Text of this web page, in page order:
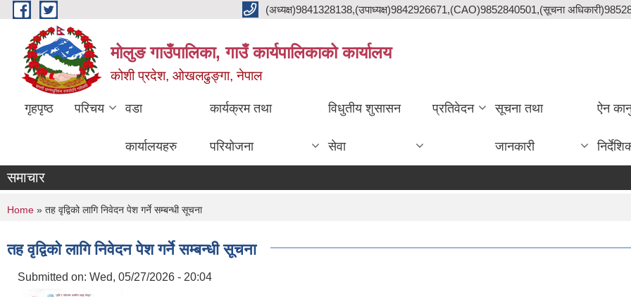
Skip to main content (अध्यक्ष)9841328138,(उपाध्यक्ष)9842926671,(CAO)9852840501,(सूचना
मोलुङ गाउँपालिका, गाउँ कार्यपालिकाको कार्यालय
कोशी प्रदेश, ओखलढुङ्गा, नेपाल
गृहपृष्ठ परिचय वडा
कार्यालयहरु
कार्यक्रम तथा
परियोजना
विधुतीय शुसासन
सेवा
प्रतिवेदन सूचना तथा
जानकारी
ऐन
समाचार
You are here
Home » तह वृद्विको लागि निवेदन पेश गर्ने सम्बन्धी सूचना
तह वृद्विको लागि निवेदन पेश गर्ने सम्बन्धी सूचना
Submitted on: Wed, 05/27/2026 - 20:04